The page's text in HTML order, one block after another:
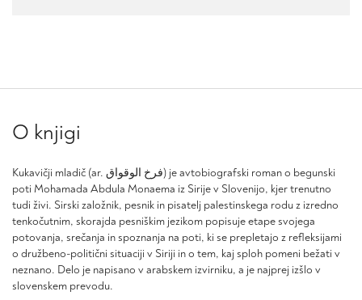
O knjigi
Kukavičji mladič (ar. فرخ الوقواق
) je avtobiografski roman o begunski
poti Mohamada Abdula Monaema iz Sirije v Slovenijo, kjer trenutno
tudi živi. Sirski založnik, pesnik in pisatelj palestinskega rodu z izredno
tenkočutnim, skorajda pesniškim jezikom popisuje etape svojega
potovanja, srečanja in spoznanja na poti, ki se prepletajo z refleksijami
o družbeno-politični situaciji v Siriji in o tem, kaj sploh pomeni bežati v
neznano. Delo je napisano v arabskem izvirniku, a je najprej izšlo v
slovenskem prevodu.